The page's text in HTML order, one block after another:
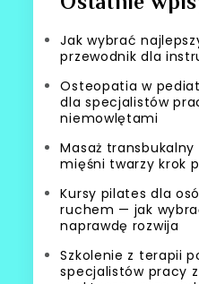
Jak wybrać
przewodnik dla
Osteopatia w
dla specjalistów
niemowlętami
Masaż
mięśni twarzy krok
Kursy pilates dla
ruchem — jak
naprawdę rozwija
Szkolenie z terapii
specjalistów pracy